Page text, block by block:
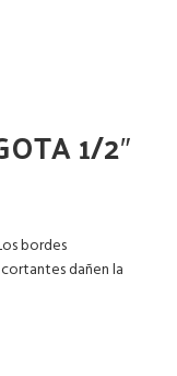
1/2″
bordes
dañen la